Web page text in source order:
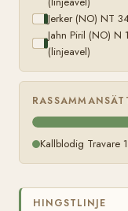
Jerker (NO) NT
Jahn Piril (NO)
(linjeavel)
Kallblodig Travare
HINGSTLINJE